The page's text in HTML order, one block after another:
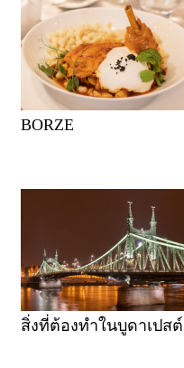
BORZE
สิ่งที่ต้องทำในบูดาเปสต์